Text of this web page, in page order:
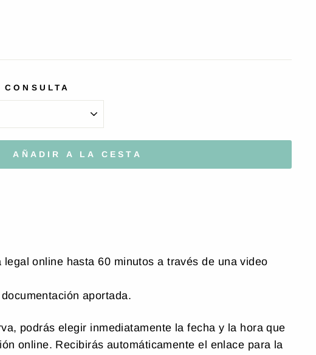
AÑADIR A LA CESTA
legal online hasta 60 minutos a través de una video
aportada.
podrás elegir inmediatamente la fecha y la hora que
online. Recibirás automáticamente el enlace para la